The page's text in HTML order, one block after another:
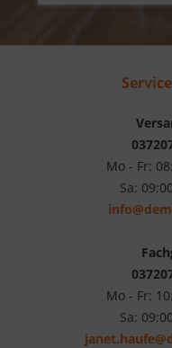
Mo - Fr:
Sa:
Mo - Fr:
Sa: